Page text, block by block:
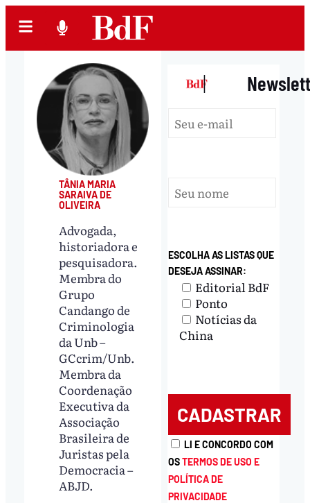
TÂNIA MARIA
SARAIVA DE
OLIVEIRA
Advogada,
historiadora e
pesquisadora.
Membra do
Grupo
Candango de
Criminologia
da Unb –
GCcrim/Unb.
Membra da
Coordenação
Executiva da
Associação
Brasileira de
Juristas pela
Democracia –
ABJD.
|
ESCOLHA AS LISTAS QUE
DESEJA ASSINAR:
Editorial BdF
Ponto
Notícias da
China
LI E CONCORDO COM
OSTERMOS DE USO E
POLÍTICA DE
PRIVACIDADE